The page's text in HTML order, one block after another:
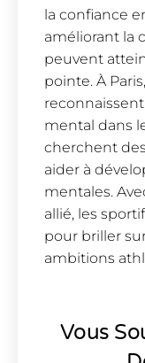
la confiance
améliorant la
peuvent
pointe. À
mental dans
cherchent
aider à
mentales.
allié, les
pour briller
ambitions
Vous